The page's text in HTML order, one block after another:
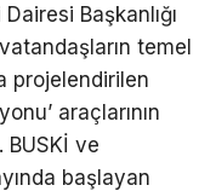
Başkanlığı
temel
projelendirilen
araçlarının
BUSKİ ve
başlayan